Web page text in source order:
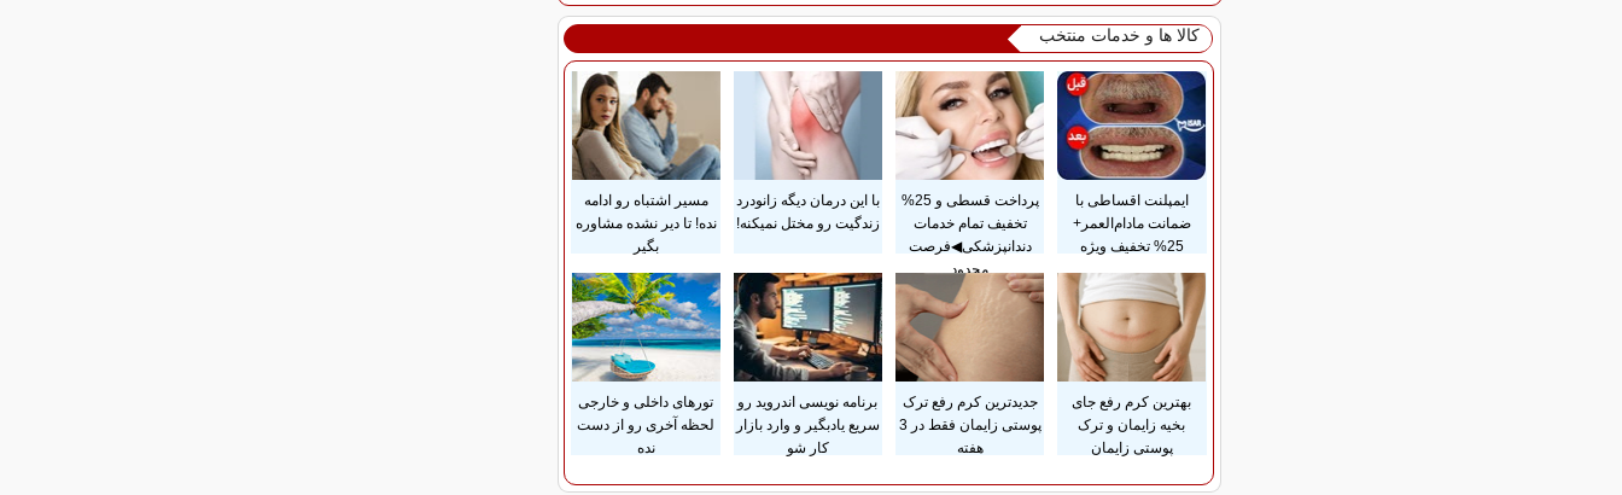
کالا ها و خدمات منتخب
ایمپلنت اقساطی با
ضمانت مادام‌العمر+
25% تخفیف ویژه
پرداخت قسطی و 25%
تخفیف تمام خدمات
دندانپزشکی◀فرصت
محدود
با این درمان دیگه زانودرد
زندگیت رو مختل نمیکنه!
مسیر اشتباه رو ادامه
نده! تا دیر نشده مشاوره
بگیر
بهترین کرم رفع جای
بخیه زایمان و ترک
پوستی زایمان
جدیدترین کرم رفع ترک
پوستی زایمان فقط در 3
هفته
برنامه نویسی اندروید رو
سریع یادبگیر و وارد بازار
کار شو
تورهای داخلی و خارجی
لحظه آخری رو از دست
نده